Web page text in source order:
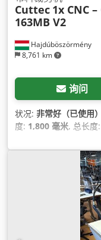
Hajdúböszörmény
8,761 km
Cuttec 1x CNC –
163MB V2
询问
状况: 非常好（已使用）
度: 1,800 毫米, 总长度: